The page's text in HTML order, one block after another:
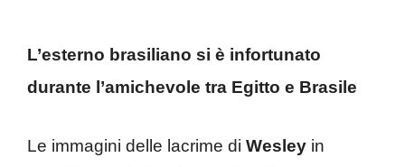
L’esterno brasiliano si è infortunato
durante l’amichevole tra Egitto e Brasile
Le immagini delle lacrime di Wesley in